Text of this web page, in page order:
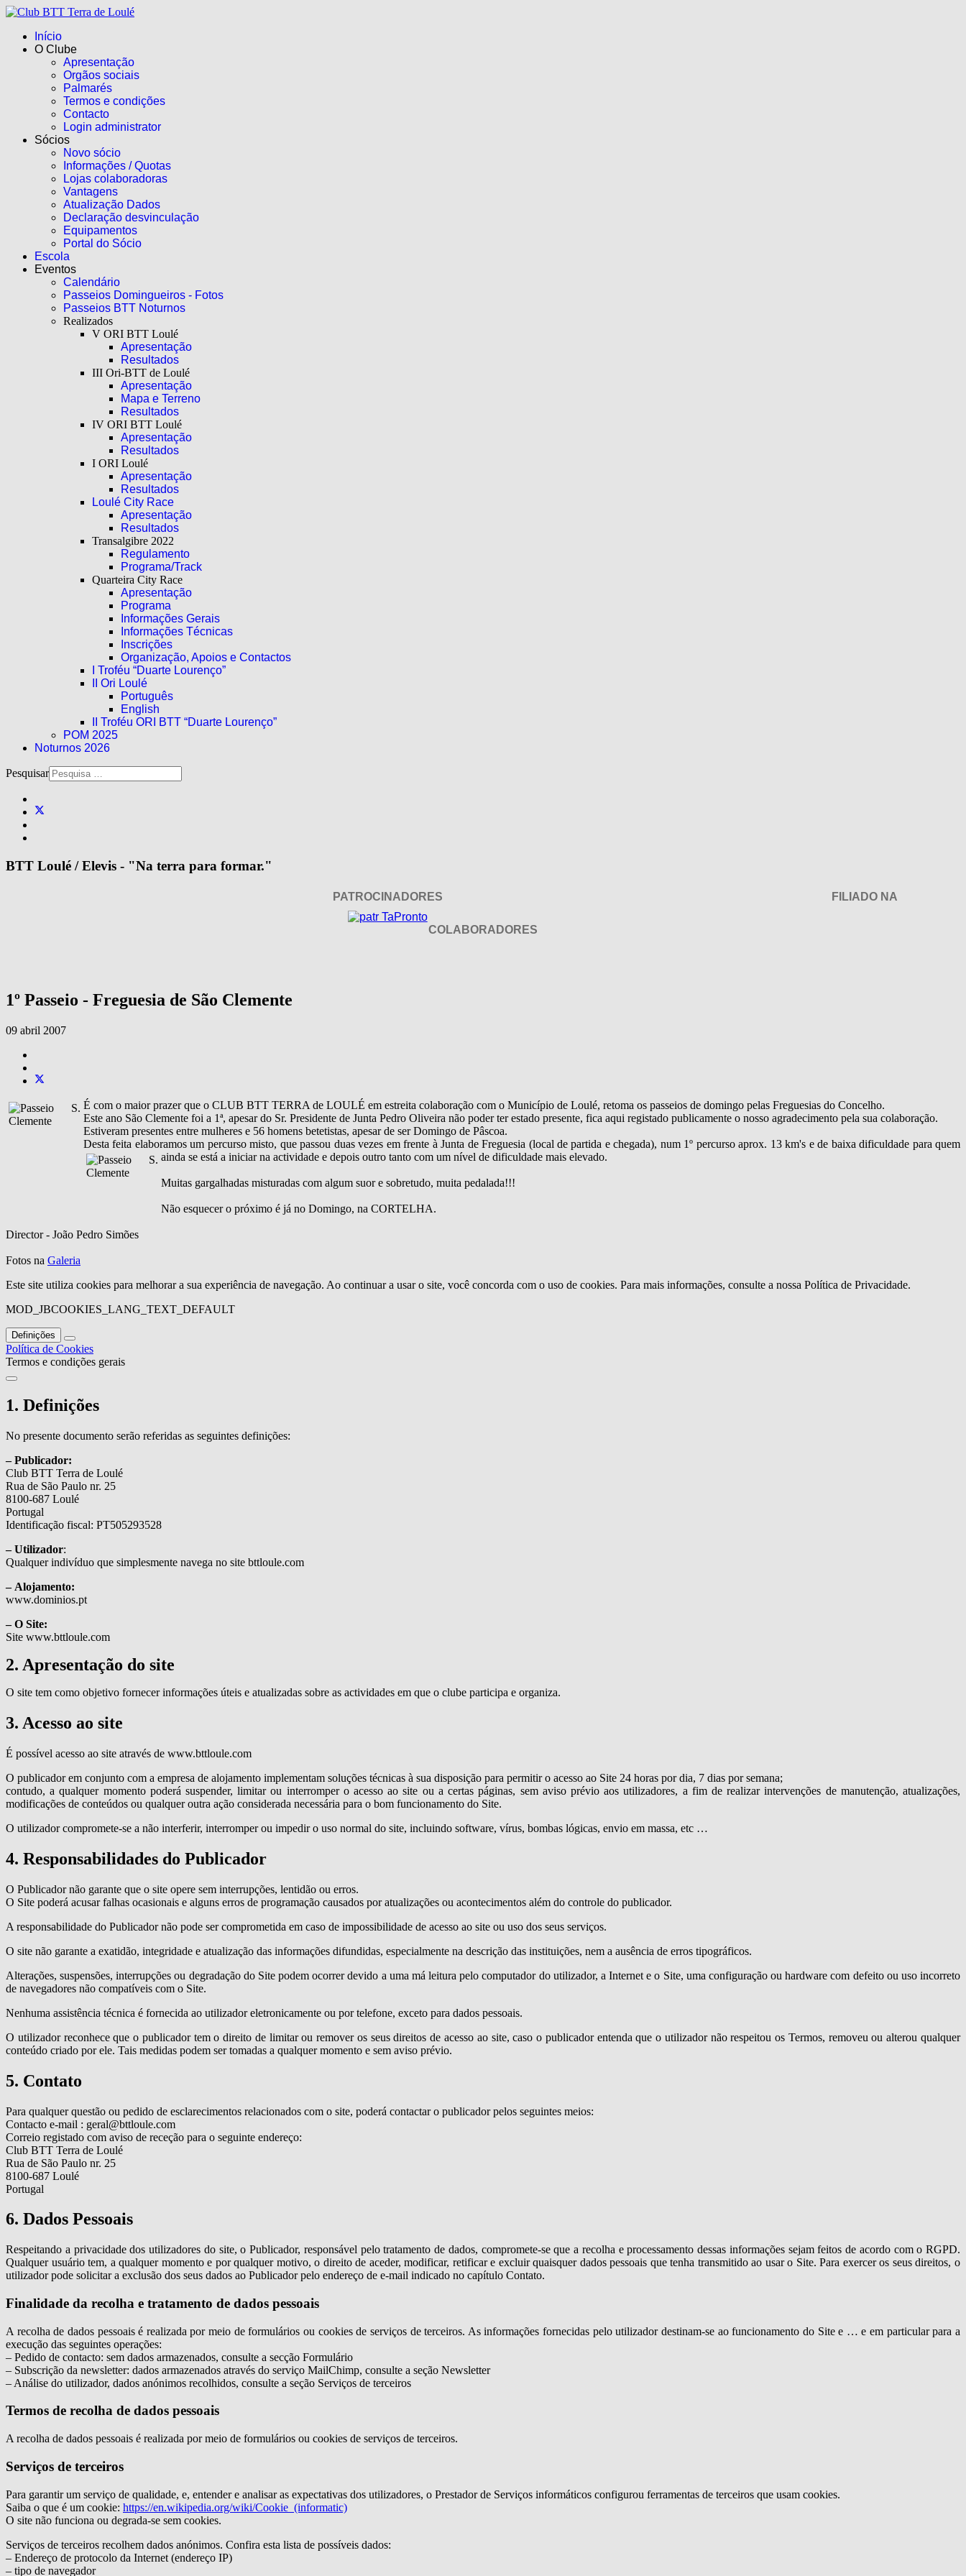
Início
O Clube
Apresentação
Orgãos sociais
Palmarés
Termos e condições
Contacto
Login administrator
Sócios
Novo sócio
Informações / Quotas
Lojas colaboradoras
Vantagens
Atualização Dados
Declaração desvinculação
Equipamentos
Portal do Sócio
Escola
Eventos
Calendário
Passeios Domingueiros - Fotos
Passeios BTT Noturnos
Realizados
V ORI BTT Loulé
Apresentação
Resultados
III Ori-BTT de Loulé
Apresentação
Mapa e Terreno
Resultados
IV ORI BTT Loulé
Apresentação
Resultados
I ORI Loulé
Apresentação
Resultados
Loulé City Race
Apresentação
Resultados
Transalgibre 2022
Regulamento
Programa/Track
Quarteira City Race
Apresentação
Programa
Informações Gerais
Informações Técnicas
Inscrições
Organização, Apoios e Contactos
I Troféu “Duarte Lourenço”
II Ori Loulé
Português
English
II Troféu ORI BTT “Duarte Lourenço”
POM 2025
Noturnos 2026
Pesquisar
BTT Loulé / Elevis - "Na terra para formar."
PATROCINADORES FILIADO NA
COLABORADORES
1º Passeio - Freguesia de São Clemente
09 abril 2007
É com o maior prazer que o CLUB BTT TERRA de LOULÉ em estreita colaboração com o Município de Loulé, retoma os passeios de domingo pelas Freguesias do Concelho.
Este ano São Clemente foi a 1ª, apesar do Sr. Presidente de Junta Pedro Oliveira não poder ter estado presente, fica aqui registado publicamente o nosso agradecimento pela sua colaboração.
Estiveram presentes entre mulheres e 56 homens betetistas, apesar de ser Domingo de Pâscoa.
Desta feita elaboramos um percurso misto, que passou duas vezes em frente à Junta de Freguesia (local de partida e chegada), num 1º percurso aprox. 13 km's e de baixa dificuldade para quem
ainda se está a iniciar na actividade e depois outro tanto com um nível de dificuldade mais elevado.
Muitas gargalhadas misturadas com algum suor e sobretudo, muita pedalada!!!
Não esquecer o próximo é já no Domingo, na CORTELHA.
Director - João Pedro Simões
Fotos na Galeria
Este site utiliza cookies para melhorar a sua experiência de navegação. Ao continuar a usar o site, você concorda com o uso de cookies. Para mais informações, consulte a nossa Política de Privacidade.
MOD_JBCOOKIES_LANG_TEXT_DEFAULT
Definições
Política de Cookies
Termos e condições gerais
1. Definições
No presente documento serão referidas as seguintes definições:
– Publicador:
Club BTT Terra de Loulé
Rua de São Paulo nr. 25
8100-687 Loulé
Portugal
Identificação fiscal: PT505293528
– Utilizador:
Qualquer indivíduo que simplesmente navega no site bttloule.com
– Alojamento:
www.dominios.pt
– O Site:
Site www.bttloule.com
2. Apresentação do site
O site tem como objetivo fornecer informações úteis e atualizadas sobre as actividades em que o clube participa e organiza.
3. Acesso ao site
É possível acesso ao site através de www.bttloule.com
O publicador em conjunto com a empresa de alojamento implementam soluções técnicas à sua disposição para permitir o acesso ao Site 24 horas por dia, 7 dias por semana;
contudo, a qualquer momento poderá suspender, limitar ou interromper o acesso ao site ou a certas páginas, sem aviso prévio aos utilizadores, a fim de realizar intervenções de manutenção, atualizações,
modificações de conteúdos ou qualquer outra ação considerada necessária para o bom funcionamento do Site.
O utilizador compromete-se a não interferir, interromper ou impedir o uso normal do site, incluindo software, vírus, bombas lógicas, envio em massa, etc …
4. Responsabilidades do Publicador
O Publicador não garante que o site opere sem interrupções, lentidão ou erros.
O Site poderá acusar falhas ocasionais e alguns erros de programação causados por atualizações ou acontecimentos além do controle do publicador.
A responsabilidade do Publicador não pode ser comprometida em caso de impossibilidade de acesso ao site ou uso dos seus serviços.
O site não garante a exatidão, integridade e atualização das informações difundidas, especialmente na descrição das instituições, nem a ausência de erros tipográficos.
Alterações, suspensões, interrupções ou degradação do Site podem ocorrer devido a uma má leitura pelo computador do utilizador, a Internet e o Site, uma configuração ou hardware com defeito ou uso incorreto
de navegadores não compatíveis com o Site.
Nenhuma assistência técnica é fornecida ao utilizador eletronicamente ou por telefone, exceto para dados pessoais.
O utilizador reconhece que o publicador tem o direito de limitar ou remover os seus direitos de acesso ao site, caso o publicador entenda que o utilizador não respeitou os Termos, removeu ou alterou qualquer
conteúdo criado por ele. Tais medidas podem ser tomadas a qualquer momento e sem aviso prévio.
5. Contato
Para qualquer questão ou pedido de esclarecimentos relacionados com o site, poderá contactar o publicador pelos seguintes meios:
Contacto e-mail : geral@bttloule.com
Correio registado com aviso de receção para o seguinte endereço:
Club BTT Terra de Loulé
Rua de São Paulo nr. 25
8100-687 Loulé
Portugal
6. Dados Pessoais
Respeitando a privacidade dos utilizadores do site, o Publicador, responsável pelo tratamento de dados, compromete-se que a recolha e processamento dessas informações sejam feitos de acordo com o RGPD.
Qualquer usuário tem, a qualquer momento e por qualquer motivo, o direito de aceder, modificar, retificar e excluir quaisquer dados pessoais que tenha transmitido ao usar o Site. Para exercer os seus direitos, o
utilizador pode solicitar a exclusão dos seus dados ao Publicador pelo endereço de e-mail indicado no capítulo Contato.
Finalidade da recolha e tratamento de dados pessoais
A recolha de dados pessoais é realizada por meio de formulários ou cookies de serviços de terceiros. As informações fornecidas pelo utilizador destinam-se ao funcionamento do Site e … e em particular para a
execução das seguintes operações:
– Pedido de contacto: sem dados armazenados, consulte a secção Formulário
– Subscrição da newsletter: dados armazenados através do serviço MailChimp, consulte a seção Newsletter
– Análise do utilizador, dados anónimos recolhidos, consulte a seção Serviços de terceiros
Termos de recolha de dados pessoais
A recolha de dados pessoais é realizada por meio de formulários ou cookies de serviços de terceiros.
Serviços de terceiros
Para garantir um serviço de qualidade, e, entender e analisar as expectativas dos utilizadores, o Prestador de Serviços informáticos configurou ferramentas de terceiros que usam cookies.
Saiba o que é um cookie: https://en.wikipedia.org/wiki/Cookie_(informatic)
O site não funciona ou degrada-se sem cookies.
Serviços de terceiros recolhem dados anónimos. Confira esta lista de possíveis dados:
– Endereço de protocolo da Internet (endereço IP)
– tipo de navegador